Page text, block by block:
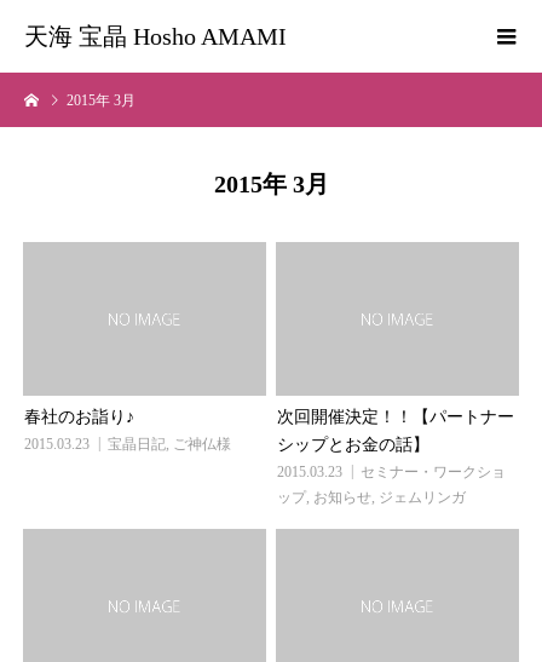
天海 宝晶 Hosho AMAMI
2015年 3月
2015年 3月
春社のお詣り♪
2015.03.23 宝晶日記, ご神仏様
次回開催決定！！【パートナー
シップとお金の話】
2015.03.23
セミナー・ワークショ
ップ, お知らせ, ジェムリンガ